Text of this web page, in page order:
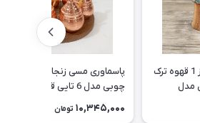
قهوه جوش ترک سایز 1 قهوه ترک
مدل
پاسماوری مسی زنجان با استند
چوبی مدل 6 تایی قاشق دار و
نانو شده خانمان مدل 337519
10,345,000 تومان